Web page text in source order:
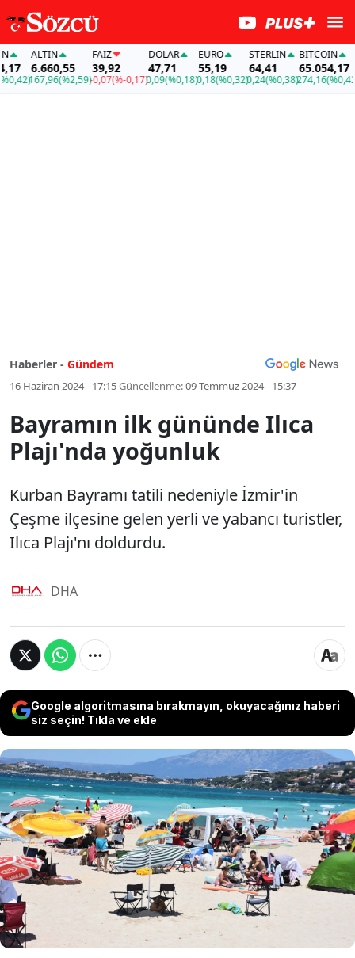
ALTIN
6.660,55
167,96(%2,59)
FAİZ
39,92
-0,07(%-0,17)
DOLAR
47,71
0,09(%0,18)
EURO
55,19
0,18(%0,32)
STERLIN
64,41
0,24(%0,38)
BITCOIN
65.054,17
274,16(%0,42)
Haberler - Gündem
16 Haziran 2024 - 17:15Güncellenme:09 Temmuz 2024 - 15:37
Bayramın ilk gününde Ilıca
Plajı'nda yoğunluk
Kurban Bayramı tatili nedeniyle İzmir'in
Çeşme ilçesine gelen yerli ve yabancı turistler,
Ilıca Plajı'nı doldurdu.
DHA
Google algoritmasına bırakmayın, okuyacağınız haberi
siz seçin! Tıkla ve ekle
Kurban Bayramı tatili nedeniyle
İzmir'in Çeşme ilçesine gelen yerli ve
yabancı turistler, Ilıca Plajı'nı
doldurdu.